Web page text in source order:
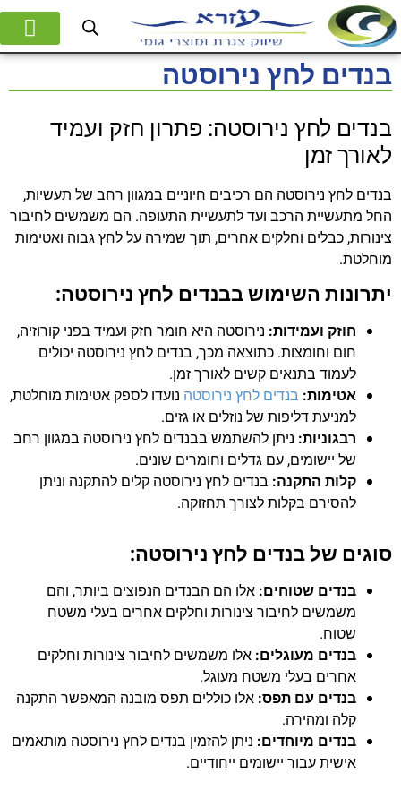
בנדים לחץ נירוסטה
בנדים לחץ נירוסטה: פתרון חזק ועמיד
לאורך זמן
בנדים לחץ נירוסטה הם רכיבים חיוניים במגוון רחב של תעשיות,
החל מתעשיית הרכב ועד לתעשיית התעופה. הם משמשים לחיבור
צינורות, כבלים וחלקים אחרים, תוך שמירה על לחץ גבוה ואטימות
מוחלטת.
יתרונות השימוש בבנדים לחץ נירוסטה:
חוזק ועמידות: נירוסטה היא חומר חזק ועמיד בפני קורוזיה,
חום וחומצות. כתוצאה מכך, בנדים לחץ נירוסטה יכולים
לעמוד בתנאים קשים לאורך זמן.
אטימות: בנדים לחץ נירוסטה נועדו לספק אטימות מוחלטת,
למניעת דליפות של נוזלים או גזים.
רבגוניות: ניתן להשתמש בבנדים לחץ נירוסטה במגוון רחב
של יישומים, עם גדלים וחומרים שונים.
קלות התקנה: בנדים לחץ נירוסטה קלים להתקנה וניתן
להסירם בקלות לצורך תחזוקה.
סוגים של בנדים לחץ נירוסטה:
בנדים שטוחים: אלו הם הבנדים הנפוצים ביותר, והם
משמשים לחיבור צינורות וחלקים אחרים בעלי משטח
שטוח.
בנדים מעוגלים: אלו משמשים לחיבור צינורות וחלקים
אחרים בעלי משטח מעוגל.
בנדים עם תפס: אלו כוללים תפס מובנה המאפשר התקנה
קלה ומהירה.
בנדים מיוחדים: ניתן להזמין בנדים לחץ נירוסטה מותאמים
אישית עבור יישומים ייחודיים.